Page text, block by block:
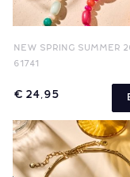
NEW SPRING SUMMER
61741
€ 24,95